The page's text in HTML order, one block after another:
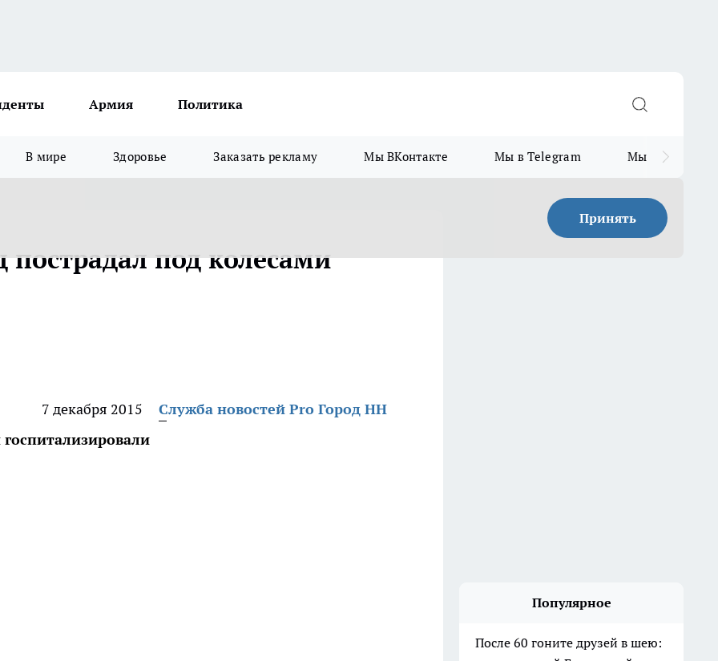
Армия Политика
В мире Здоровье Заказать рекламу Мы ВКонтакте Мы в Telegram Мы в MAX
Принять
под колесами
7 декабря 2015
Служба новостей Pro Город НН
Популярное
После 60 гоните друзей в шею: